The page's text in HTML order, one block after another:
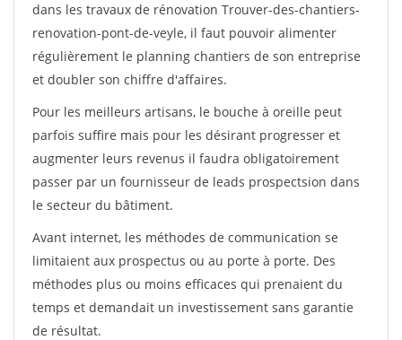
dans les travaux de rénovation Trouver-des-chantiers-
renovation-pont-de-veyle, il faut pouvoir alimenter
régulièrement le planning chantiers de son entreprise
et doubler son chiffre d'affaires.
Pour les meilleurs artisans, le bouche à oreille peut
parfois suffire mais pour les désirant progresser et
augmenter leurs revenus il faudra obligatoirement
passer par un fournisseur de leads prospectsion dans
le secteur du bâtiment.
Avant internet, les méthodes de communication se
limitaient aux prospectus ou au porte à porte. Des
méthodes plus ou moins efficaces qui prenaient du
temps et demandait un investissement sans garantie
de résultat.